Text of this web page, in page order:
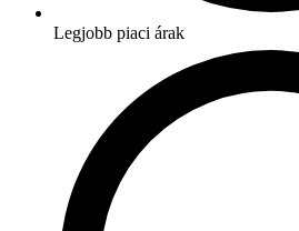
Legjobb piaci árak